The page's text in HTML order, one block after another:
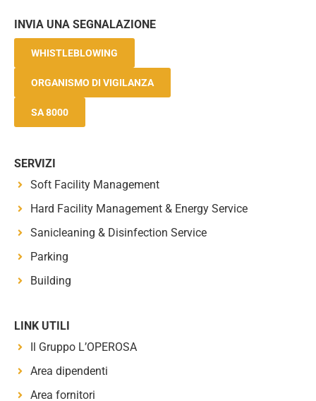
INVIA UNA SEGNALAZIONE
WHISTLEBLOWING
ORGANISMO DI VIGILANZA
SA 8000
SERVIZI
Soft Facility Management
Hard Facility Management & Energy Service
Sanicleaning & Disinfection Service
Parking
Building
LINK UTILI
Il Gruppo L’OPEROSA
Area dipendenti
Area fornitori